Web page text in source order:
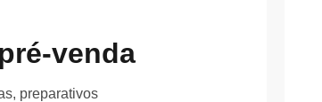
venda
preparativos